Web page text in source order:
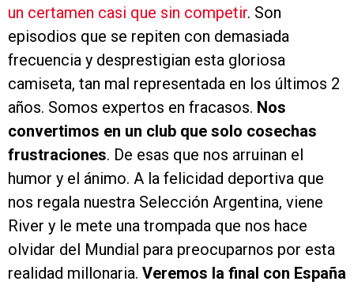
un certamen casi que sin competir. Son
episodios que se repiten con demasiada
frecuencia y desprestigian esta gloriosa
camiseta, tan mal representada en los últimos 2
años. Somos expertos en fracasos. Nos
convertimos en un club que solo cosechas
frustraciones. De esas que nos arruinan el
humor y el ánimo. A la felicidad deportiva que
nos regala nuestra Selección Argentina, viene
River y le mete una trompada que nos hace
olvidar del Mundial para preocuparnos por esta
realidad millonaria. Veremos la final con España